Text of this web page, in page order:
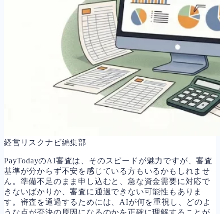
労災・ハラスメント
解雇・退職
品質・リコール
情報漏洩・サイバー
事業再編
私的整理
法的整理
資金繰り192
融資276
資産売却 189
法務1,090
差押・強制執行 225
法令違反・行政処分312
経営リスクナビ編集部
PayTodayのAI審査は、そのスピードが魅力ですが、審査
基準が分からず不安を感じている方もいるかもしれませ
ん。準備不足のまま申し込むと、急な資金需要に対応で
きないばかりか、審査に通過できない可能性もありま
す。審査を通過するためには、AIが何を重視し、どのよ
うな点が否決の原因になるのかを正確に理解することが